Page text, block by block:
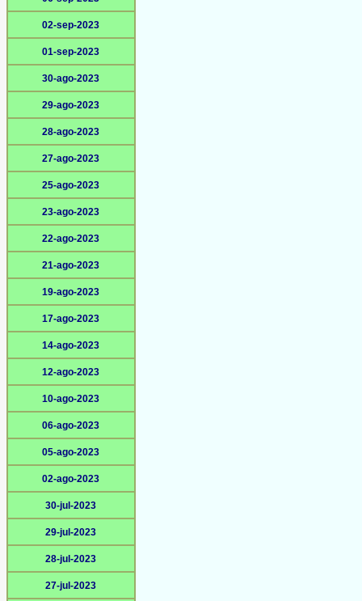
02-sep-2023
01-sep-2023
30-ago-2023
29-ago-2023
28-ago-2023
27-ago-2023
25-ago-2023
23-ago-2023
22-ago-2023
21-ago-2023
19-ago-2023
17-ago-2023
14-ago-2023
12-ago-2023
10-ago-2023
06-ago-2023
05-ago-2023
02-ago-2023
30-jul-2023
29-jul-2023
28-jul-2023
27-jul-2023